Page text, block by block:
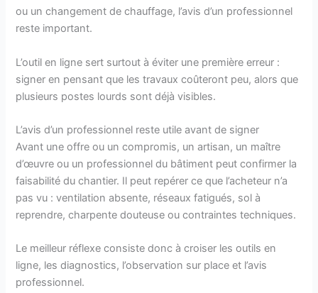
ou un changement de chauffage, l’avis d’un professionnel
reste important.
L’outil en ligne sert surtout à éviter une première erreur :
signer en pensant que les travaux coûteront peu, alors que
plusieurs postes lourds sont déjà visibles.
L’avis d’un professionnel reste utile avant de signer
Avant une offre ou un compromis, un artisan, un maître
d’œuvre ou un professionnel du bâtiment peut confirmer la
faisabilité du chantier. Il peut repérer ce que l’acheteur n’a
pas vu : ventilation absente, réseaux fatigués, sol à
reprendre, charpente douteuse ou contraintes techniques.
Le meilleur réflexe consiste donc à croiser les outils en
ligne, les diagnostics, l’observation sur place et l’avis
professionnel.